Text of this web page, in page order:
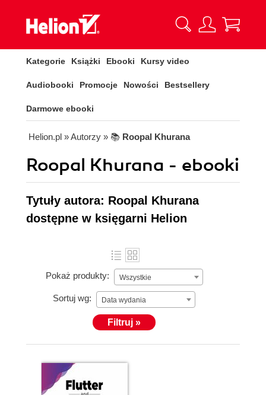
Kategorie Książki Ebooki Kursy video
Audiobooki Promocje Nowości Bestsellery
Darmowe ebooki
Helion.pl » Autorzy » 📚 Roopal Khurana
Roopal Khurana - ebooki
Tytuły autora: Roopal Khurana
dostępne w księgarni Helion
Pokaż produkty: Wszystkie
Sortuj wg: Data wydania
Filtruj »